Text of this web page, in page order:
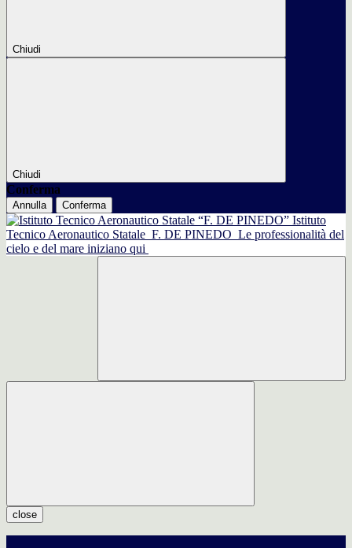
Chiudi
Chiudi
Conferma
Annulla Conferma
Istituto
Tecnico Aeronautico Statale F. DE PINEDO Le professionalità del
cielo e del mare iniziano qui
close